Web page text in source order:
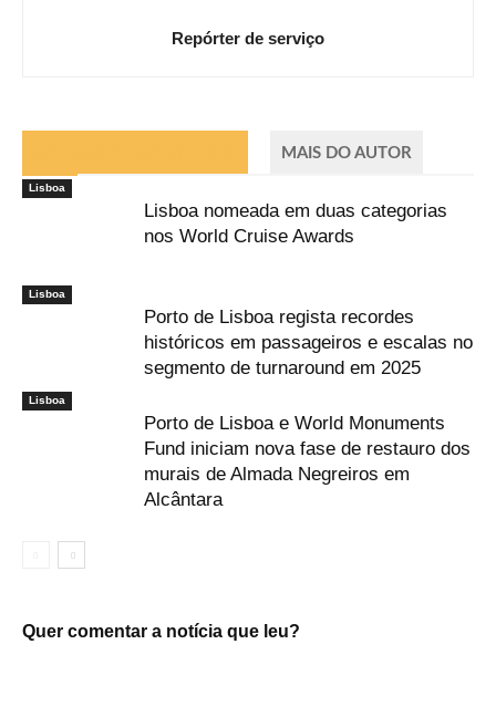
Repórter de serviço
MAIS DO AUTOR
Lisboa
Lisboa nomeada em duas categorias
nos World Cruise Awards
Lisboa
Porto de Lisboa regista recordes
históricos em passageiros e escalas no
segmento de turnaround em 2025
Lisboa
Porto de Lisboa e World Monuments
Fund iniciam nova fase de restauro dos
murais de Almada Negreiros em
Alcântara
Quer comentar a notícia que leu?